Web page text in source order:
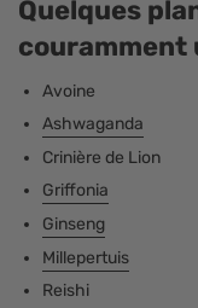
Quelques
couramment
Avoine
Ashwaganda
Crinière de Lion
Griffonia
Ginseng
Millepertuis
Reishi